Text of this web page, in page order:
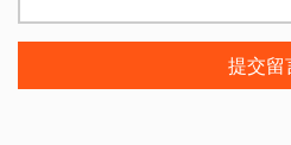
提交留